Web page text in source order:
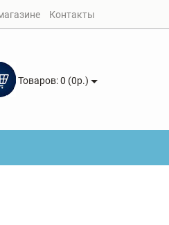
Контакты
Товаров: 0 (0р.)